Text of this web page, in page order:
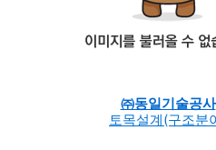
㈜동일기술공사
토목설계(구조분